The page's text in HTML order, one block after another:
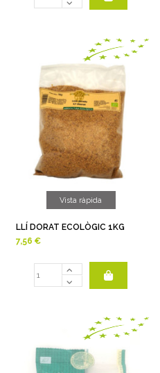
Vista ràpida
LLÍ DORAT ECOLÒGIC 1KG
7,56 €